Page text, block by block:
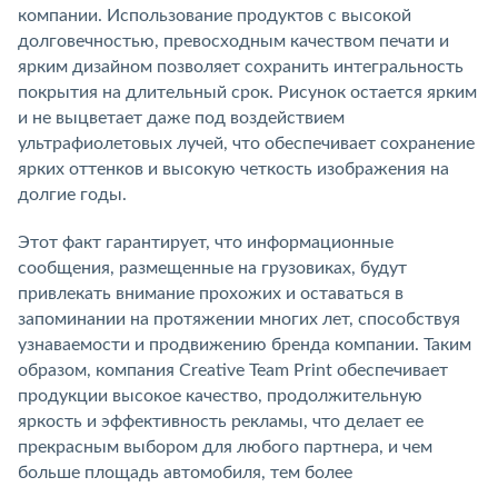
компании. Использование продуктов с высокой
долговечностью, превосходным качеством печати и
ярким дизайном позволяет сохранить интегральность
покрытия на длительный срок. Рисунок остается ярким
и не выцветает даже под воздействием
ультрафиолетовых лучей, что обеспечивает сохранение
ярких оттенков и высокую четкость изображения на
долгие годы.
Этот факт гарантирует, что информационные
сообщения, размещенные на грузовиках, будут
привлекать внимание прохожих и оставаться в
запоминании на протяжении многих лет, способствуя
узнаваемости и продвижению бренда компании. Таким
образом, компания Creative Team Print обеспечивает
продукции высокое качество, продолжительную
яркость и эффективность рекламы, что делает ее
прекрасным выбором для любого партнера, и чем
больше площадь автомобиля, тем более